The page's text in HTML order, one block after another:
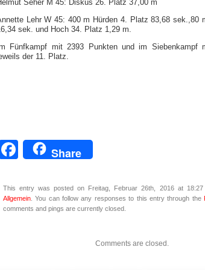
Seher M 45: Diskus 26. Platz 37,00 m
Lehr W 45: 400 m Hürden 4. Platz 83,68 sek.,80
sek. und Hoch 34. Platz 1,29 m.
Fünfkampf mit 2393 Punkten und im Siebenkampf
der 11. Platz.
Facebook
Share
This entry was posted on Freitag, Februar 26th, 2016 at
Allgemein . You can follow any responses to this entry through the
comments and pings are currently closed.
Comments are closed.